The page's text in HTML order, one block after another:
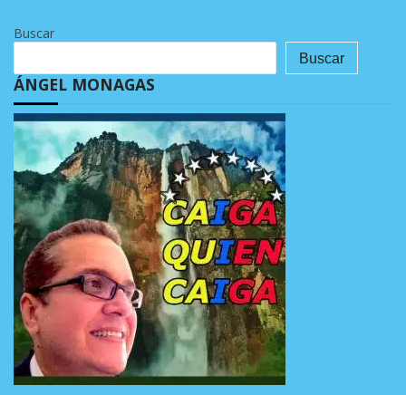
Buscar
Buscar
ÁNGEL MONAGAS